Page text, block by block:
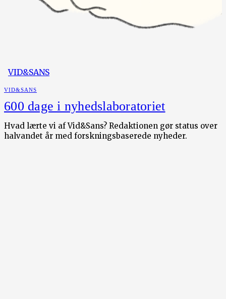
VID&SANS
VID&SANS
600 dage i nyhedslaboratoriet
Hvad lærte vi af Vid&Sans? Redaktionen gør status over
halvandet år med forskningsbaserede nyheder.